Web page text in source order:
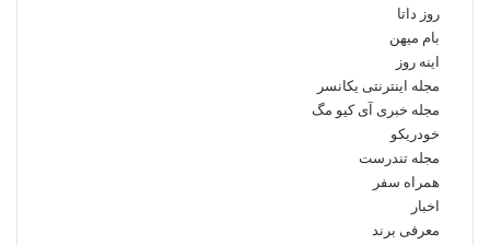
روز داتا
بام میهن
اینه روز
مجله اینترنتی یکانسر
مجله خبری آی کیو مگ
خودریکو
مجله‌ تندرست
همراه سفر
اخبار
معرفی برند